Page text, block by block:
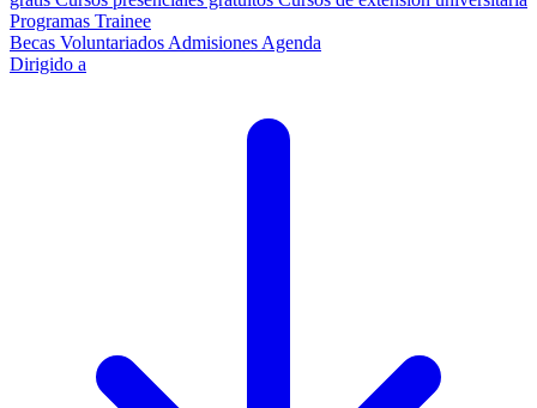
Programas Trainee
Becas Voluntariados Admisiones Agenda
Dirigido a